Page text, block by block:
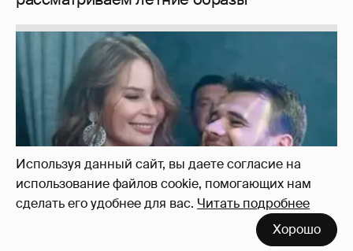
Используя данный сайт, вы даете согласие на
использование файлов cookie, помогающих нам
сделать его удобнее для вас. Читать подробнее
Хорошо
Неужели правда?